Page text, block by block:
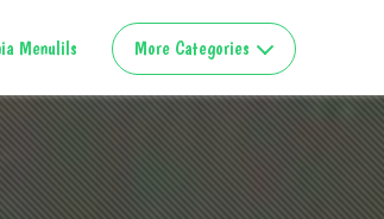
Menulils More Categories